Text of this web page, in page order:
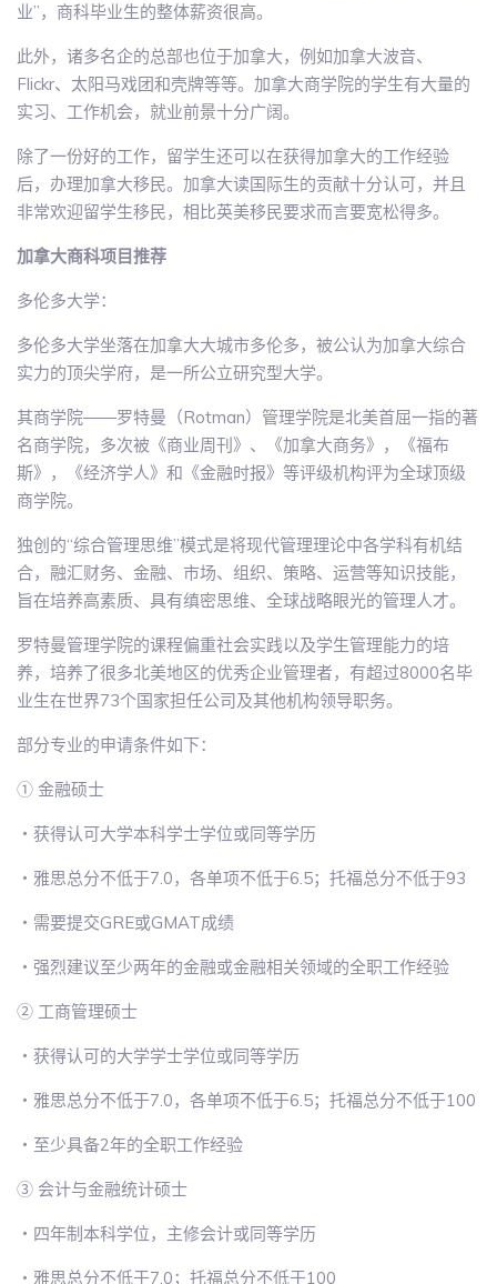
业”，商科毕业生的整体薪资很高。
此外，诸多名企的总部也位于加拿大，例如加拿大波音、
Flickr、太阳马戏团和壳牌等等。加拿大商学院的学生有大量的
实习、工作机会，就业前景十分广阔。
除了一份好的工作，留学生还可以在获得加拿大的工作经验
后，办理加拿大移民。加拿大读国际生的贡献十分认可，并且
非常欢迎留学生移民，相比英美移民要求而言要宽松得多。
加拿大商科项目推荐
多伦多大学：
多伦多大学坐落在加拿大大城市多伦多，被公认为加拿大综合
实力的顶尖学府，是一所公立研究型大学。
其商学院――罗特曼（Rotman）管理学院是北美首屈一指的著
名商学院，多次被《商业周刊》、《加拿大商务》，《福布
斯》，《经济学人》和《金融时报》等评级机构评为全球顶级
商学院。
独创的“综合管理思维”模式是将现代管理理论中各学科有机结
合，融汇财务、金融、市场、组织、策略、运营等知识技能，
旨在培养高素质、具有缜密思维、全球战略眼光的管理人才。
罗特曼管理学院的课程偏重社会实践以及学生管理能力的培
养，培养了很多北美地区的优秀企业管理者，有超过8000名毕
业生在世界73个国家担任公司及其他机构领导职务。
部分专业的申请条件如下：
① 金融硕士
・获得认可大学本科学士学位或同等学历
・雅思总分不低于7.0，各单项不低于6.5；托福总分不低于93
・需要提交GRE或GMAT成绩
・强烈建议至少两年的金融或金融相关领域的全职工作经验
② 工商管理硕士
・获得认可的大学学士学位或同等学历
・雅思总分不低于7.0，各单项不低于6.5；托福总分不低于100
・至少具备2年的全职工作经验
③ 会计与金融统计硕士
・四年制本科学位，主修会计或同等学历
・雅思总分不低于7.0；托福总分不低于100